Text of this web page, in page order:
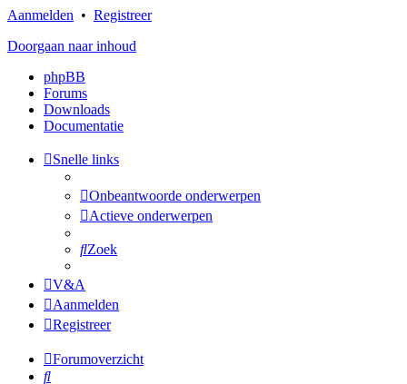
Aanmelden • Registreer
Doorgaan naar inhoud
phpBB
Forums
Downloads
Documentatie
Snelle links
Onbeantwoorde onderwerpen
Actieve onderwerpen
Zoek
V&A
Aanmelden
Registreer
Forumoverzicht
Zoek